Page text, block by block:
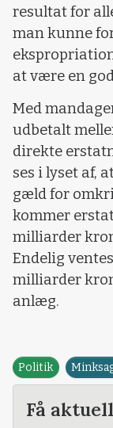
resultat for
man kunne
at være en
Med
udbetalt
direkte
ses i lyset af,
gæld for
kommer
milliarder
Endelig
milliarder
anlæg.
Politik
Få